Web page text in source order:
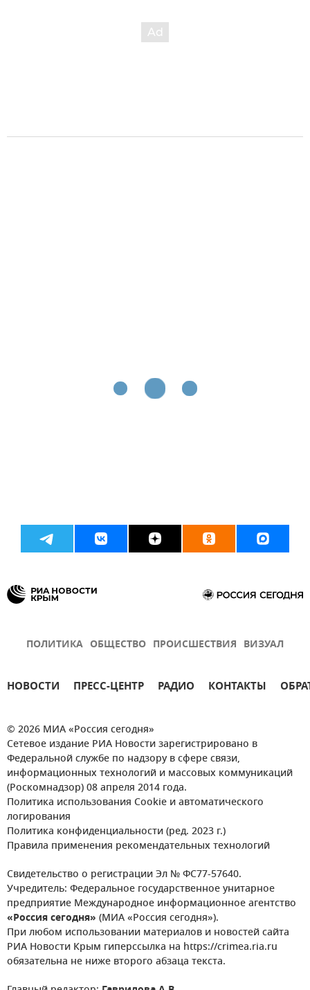
ПОЛИТИКА ОБЩЕСТВО ПРОИСШЕСТВИЯ ВИЗУАЛ
НОВОСТИ ПРЕСС-ЦЕНТР РАДИО КОНТАКТЫ
© 2026 МИА «Россия сегодня»
Сетевое издание РИА Новости зарегистрировано в
Федеральной службе по надзору в сфере связи,
информационных технологий и массовых коммуникаций
(Роскомнадзор) 08 апреля 2014 года.
Политика использования Cookie и автоматического
логирования
Политика конфиденциальности (ред. 2023 г.)
Правила применения рекомендательных технологий
Свидетельство о регистрации Эл № ФС77-57640.
Учредитель: Федеральное государственное унитарное
предприятие Международное информационное агентство
«Россия сегодня» (МИА «Россия сегодня»).
При любом использовании материалов и новостей сайта
РИА Новости Крым гиперссылка на https://crimea.ria.ru
обязательна не ниже второго абзаца текста.